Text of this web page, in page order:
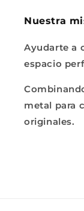
Nuestra
Ayudarte a
espacio
metal para
originales.